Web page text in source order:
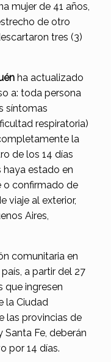
mujer de 41 años,
de otro
tres (3)
ha actualizado
a: toda persona
síntomas
respiratoria)
la
de los 14 días
haya estado en
confirmado de
viaje al exterior,
Aires,
comunitaria en
a partir del 27
que ingresen
la Ciudad
las provincias de
Santa Fe, deberán
por 14 días.